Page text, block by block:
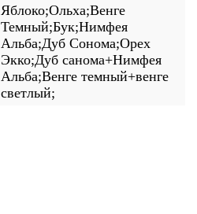
Яблоко;Ольха;Венге
Темный;Бук;Нимфея
Альба;Дуб Сонома;Орех
Экко;Дуб санома+Нимфея
Альба;Венге темный+венге
светлый;